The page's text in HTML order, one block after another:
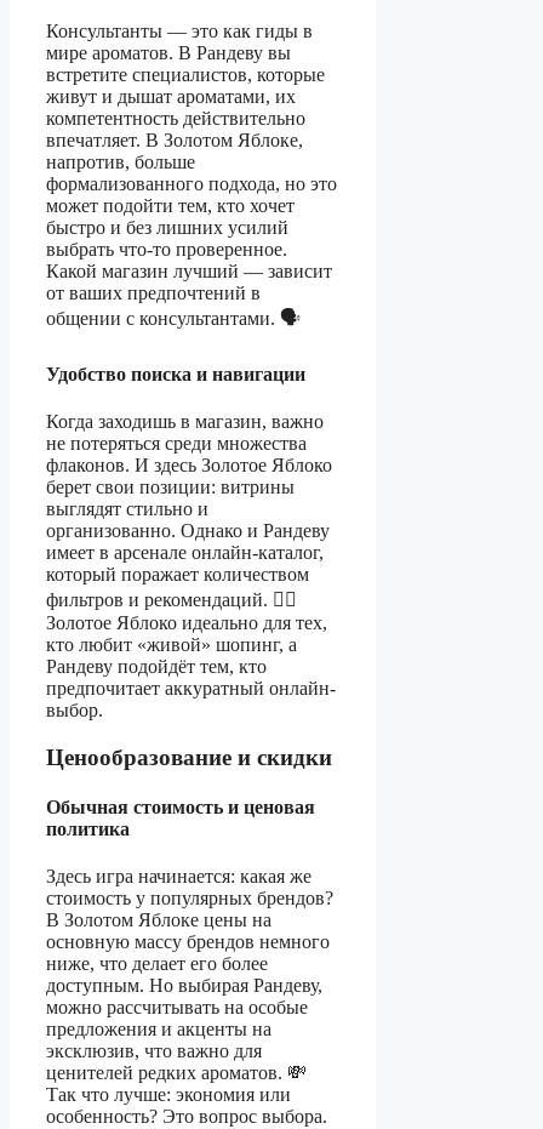
Консультанты — это как гиды в
мире ароматов. В Рандеву вы
встретите специалистов, которые
живут и дышат ароматами, их
компетентность действительно
впечатляет. В Золотом Яблоке,
напротив, больше
формализованного подхода, но это
может подойти тем, кто хочет
быстро и без лишних усилий
выбрать что-то проверенное.
Какой магазин лучший — зависит
от ваших предпочтений в
общении с консультантами. 🗣️
Удобство поиска и навигации
Когда заходишь в магазин, важно
не потеряться среди множества
флаконов. И здесь Золотое Яблоко
берет свои позиции: витрины
выглядят стильно и
организованно. Однако и Рандеву
имеет в арсенале онлайн-каталог,
который поражает количеством
фильтров и рекомендаций. 🕵️‍♂️
Золотое Яблоко идеально для тех,
кто любит «живой» шопинг, а
Рандеву подойдёт тем, кто
предпочитает аккуратный онлайн-
выбор.
Ценообразование и скидки
Обычная стоимость и ценовая
политика
Здесь игра начинается: какая же
стоимость у популярных брендов?
В Золотом Яблоке цены на
основную массу брендов немного
ниже, что делает его более
доступным. Но выбирая Рандеву,
можно рассчитывать на особые
предложения и акценты на
эксклюзив, что важно для
ценителей редких ароматов. 💸
Так что лучше: экономия или
особенность? Это вопрос выбора.